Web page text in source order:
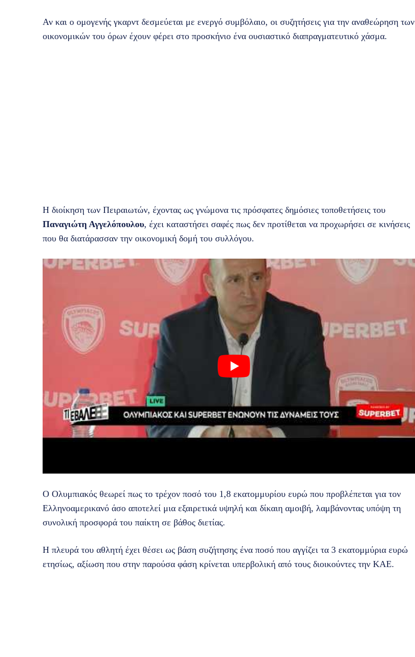
Αν και ο ομογενής γκαρντ δεσμεύεται με ενεργό συμβόλαιο, οι συζητήσεις για την αναθεώρηση των
οικονομικών του όρων έχουν φέρει στο προσκήνιο ένα ουσιαστικό διαπραγματευτικό χάσμα.
Η διοίκηση των Πειραιωτών, έχοντας ως γνώμονα τις πρόσφατες δημόσιες τοποθετήσεις του
Παναγιώτη Αγγελόπουλου, έχει καταστήσει σαφές πως δεν προτίθεται να προχωρήσει σε κινήσεις
που θα διατάρασσαν την οικονομική δομή του συλλόγου.
Ο Ολυμπιακός θεωρεί πως το τρέχον ποσό του 1,8 εκατομμυρίου ευρώ που προβλέπεται για τον
Ελληνοαμερικανό άσο αποτελεί μια εξαιρετικά υψηλή και δίκαιη αμοιβή, λαμβάνοντας υπόψη τη
συνολική προσφορά του παίκτη σε βάθος διετίας.
Η πλευρά του αθλητή έχει θέσει ως βάση συζήτησης ένα ποσό που αγγίζει τα 3 εκατομμύρια ευρώ
ετησίως, αξίωση που στην παρούσα φάση κρίνεται υπερβολική από τους διοικούντες την ΚΑΕ.